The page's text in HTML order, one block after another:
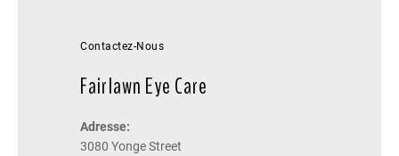
Contactez-Nous
Fairlawn Eye Care
Adresse:
3080 Yonge Street